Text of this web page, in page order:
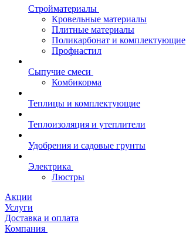
Стройматериалы
Кровельные материалы
Плитные материалы
Поликарбонат и комплектующие
Профнастил
Сыпучие смеси
Комбикорма
Теплицы и комплектующие
Теплоизоляция и утеплители
Удобрения и садовые грунты
Электрика
Люстры
Акции
Услуги
Доставка и оплата
Компания